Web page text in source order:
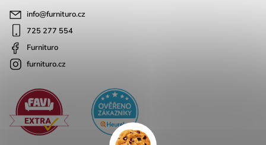
info@furnituro.cz
725 277 554
Furnituro
furnituro.cz